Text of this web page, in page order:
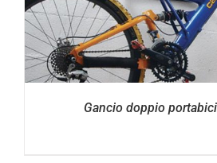
Gancio doppio